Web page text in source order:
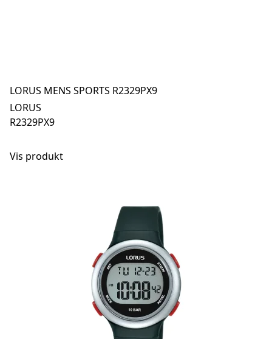
LORUS MENS SPORTS R2329PX9
LORUS
R2329PX9
Vis produkt